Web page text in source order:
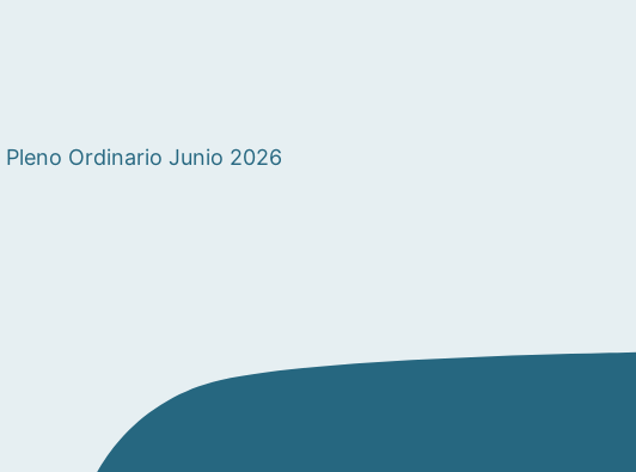
Pleno Ordinario Junio 2026